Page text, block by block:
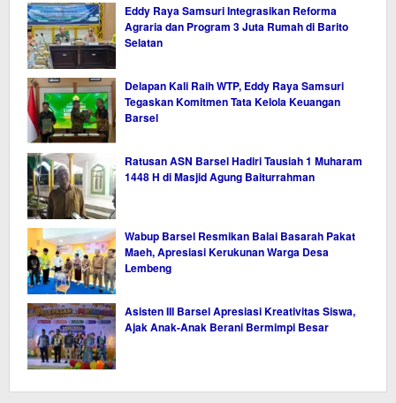
Eddy Raya Samsuri Integrasikan Reforma
Agraria dan Program 3 Juta Rumah di Barito
Selatan
Delapan Kali Raih WTP, Eddy Raya Samsuri
Tegaskan Komitmen Tata Kelola Keuangan
Barsel
Ratusan ASN Barsel Hadiri Tausiah 1 Muharam
1448 H di Masjid Agung Baiturrahman
Wabup Barsel Resmikan Balai Basarah Pakat
Maeh, Apresiasi Kerukunan Warga Desa
Lembeng
Asisten III Barsel Apresiasi Kreativitas Siswa,
Ajak Anak-Anak Berani Bermimpi Besar